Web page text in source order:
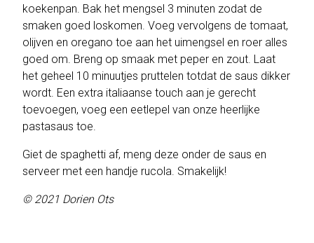
koekenpan. Bak het mengsel 3 minuten zodat de
smaken goed loskomen. Voeg vervolgens de tomaat,
olijven en oregano toe aan het uimengsel en roer alles
goed om. Breng op smaak met peper en zout. Laat
het geheel 10 minuutjes pruttelen totdat de saus dikker
wordt. Een extra italiaanse touch aan je gerecht
toevoegen, voeg een eetlepel van onze heerlijke
pastasaus toe.
Giet de spaghetti af, meng deze onder de saus en
serveer met een handje rucola. Smakelijk!
© 2021 Dorien Ots